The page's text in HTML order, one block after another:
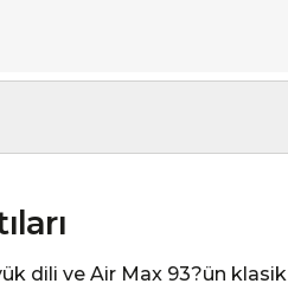
dili ve Air Max 93?ün